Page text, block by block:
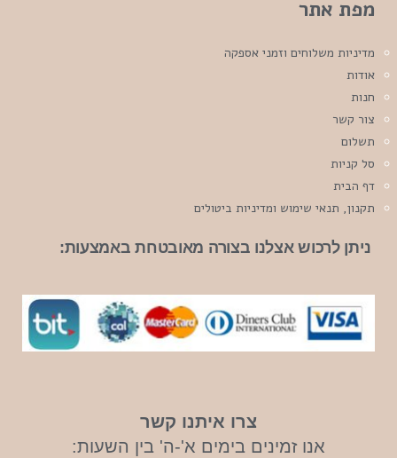
מפת אתר
מדיניות משלוחים וזמני אספקה
אודות
חנות
צור קשר
תשלום
סל קניות
דף הבית
תקנון, תנאי שימוש ומדיניות ביטולים
ניתן לרכוש אצלנו בצורה מאובטחת באמצעות:
צרו איתנו קשר
אנו זמינים בימים א'-ה' בין השעות: